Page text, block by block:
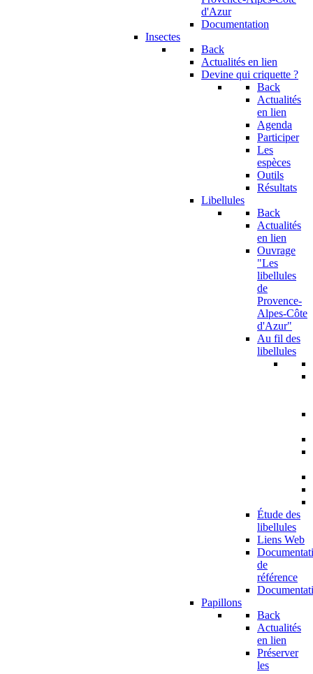
d'Azur
Documentation
Insectes
Back
Actualités en lien
Devine qui criquette ?
Back
Actualités
en lien
Agenda
Participer
Les
espèces
Outils
Résultats
Libellules
Back
Actualités
en lien
Ouvrage
"Les
libellules
de
Provence-
Alpes-Côte
d'Azur"
Au fil des
libellules
Étude des
libellules
Liens Web
de
référence
Papillons
Back
Actualités
en lien
Préserver
les